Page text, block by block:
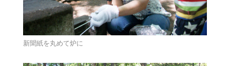
新聞紙を丸めて炉に